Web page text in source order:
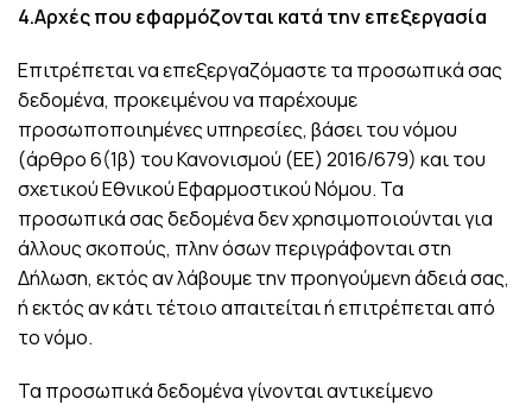
4.Αρχές που εφαρμόζονται κατά την επεξεργασία
Επιτρέπεται να επεξεργαζόμαστε τα προσωπικά σας
δεδομένα, προκειμένου να παρέχουμε
προσωποποιημένες υπηρεσίες, βάσει του νόμου
(άρθρο 6(1β) του Κανονισμού (ΕΕ) 2016/679) και του
σχετικού Εθνικού Εφαρμοστικού Νόμου. Τα
προσωπικά σας δεδομένα δεν χρησιμοποιούνται για
άλλους σκοπούς, πλην όσων περιγράφονται στη
Δήλωση, εκτός αν λάβουμε την προηγούμενη άδειά σας,
ή εκτός αν κάτι τέτοιο απαιτείται ή επιτρέπεται από
το νόμο.
Τα προσωπικά δεδομένα γίνονται αντικείμενο